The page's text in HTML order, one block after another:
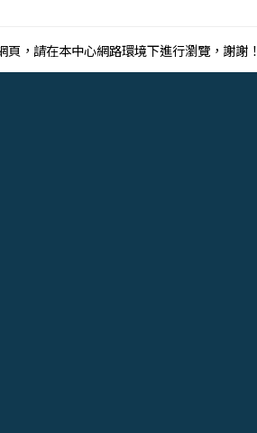
頁，請在本中心網路環境下進行瀏覽，謝謝！